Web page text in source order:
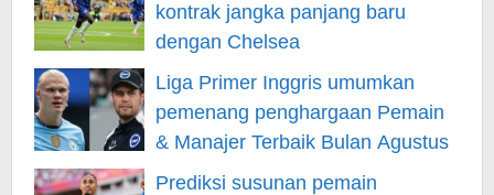
kontrak jangka panjang baru
dengan Chelsea
Liga Primer Inggris umumkan
pemenang penghargaan Pemain
& Manajer Terbaik Bulan Agustus
Prediksi susunan pemain